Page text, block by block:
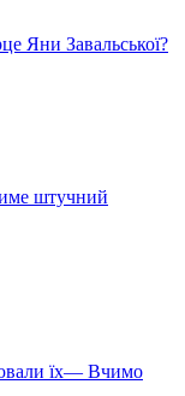
Яни Завальської?
штучний
їх— Вчимо